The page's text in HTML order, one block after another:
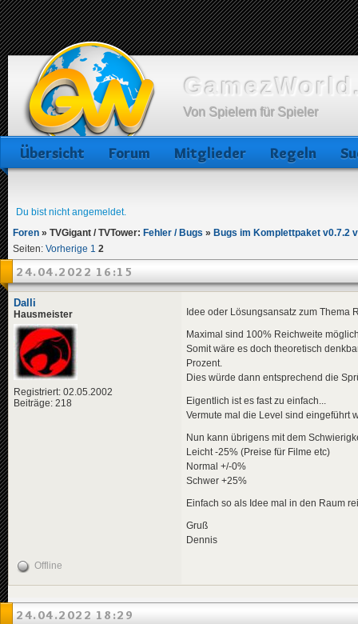
Von Spielern für Spieler
Übersicht Forum Mitglieder Regeln
Du bist nicht angemeldet.
Foren » TVGigant / TVTower: Fehler / Bugs » Bugs im Komplettpaket v0.7.2
Seiten: Vorherige 1 2
24.04.2022 16:15
Dalli
Hausmeister
Registriert: 02.05.2002
Beiträge: 218
Idee oder Lösungsansatz zum Thema
Maximal sind 100% Reichweite
Somit wäre es doch theoretisch
Prozent.
Dies würde dann entsprechend die
Eigentlich ist es fast zu einfach...
Vermute mal die Level sind eingeführt
Nun kann übrigens mit dem
Leicht -25% (Preise für Filme etc)
Normal +/-0%
Schwer +25%
Einfach so als Idee mal in den Raum
Gruß
Dennis
Offline
24.04.2022 18:29